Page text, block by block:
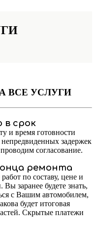
ВСЕ УСЛУГИ
в срок
и время готовности
задержек
согласование.
ремонта
по составу, цене и
заранее будете знать,
с Вашим автомобилем,
будет итоговая
Скрытые платежи